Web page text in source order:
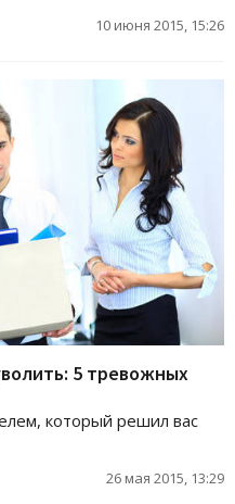
10 июня 2015, 15:26
5 тревожных
который решил вас
26 мая 2015, 13:29